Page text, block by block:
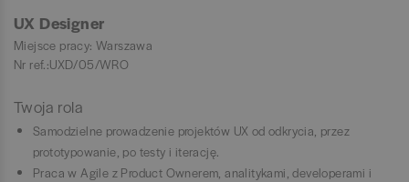
UX Designer
Miejsce pracy: Warszawa
Nr ref.:UXD/05/WRO
Twoja rola
Samodzielne prowadzenie projektów UX od odkrycia, przez
prototypowanie, po testy i iterację.
Praca w Agile z Product Ownerem, analitykami, developerami i